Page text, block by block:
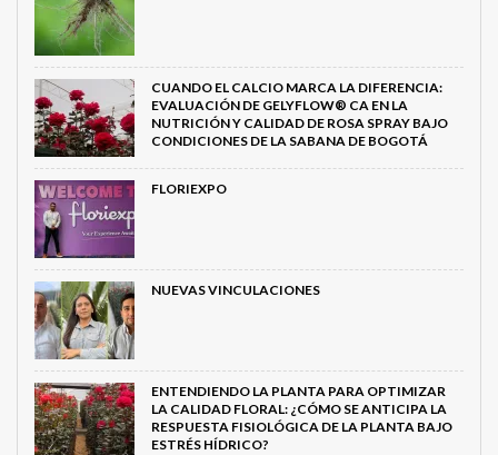
CUANDO EL CALCIO MARCA LA DIFERENCIA:
EVALUACIÓN DE GELYFLOW® CA EN LA
NUTRICIÓN Y CALIDAD DE ROSA SPRAY BAJO
CONDICIONES DE LA SABANA DE BOGOTÁ
FLORIEXPO
NUEVAS VINCULACIONES
ENTENDIENDO LA PLANTA PARA OPTIMIZAR
LA CALIDAD FLORAL: ¿CÓMO SE ANTICIPA LA
RESPUESTA FISIOLÓGICA DE LA PLANTA BAJO
ESTRÉS HÍDRICO?